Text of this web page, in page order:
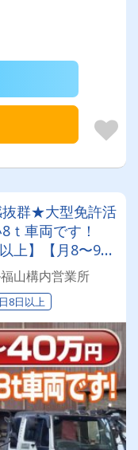
群★大型免許活
ｔ車両です！
上】【月8〜9日
資格取得制度も
手積み・手降
山構内営業所
8日以上